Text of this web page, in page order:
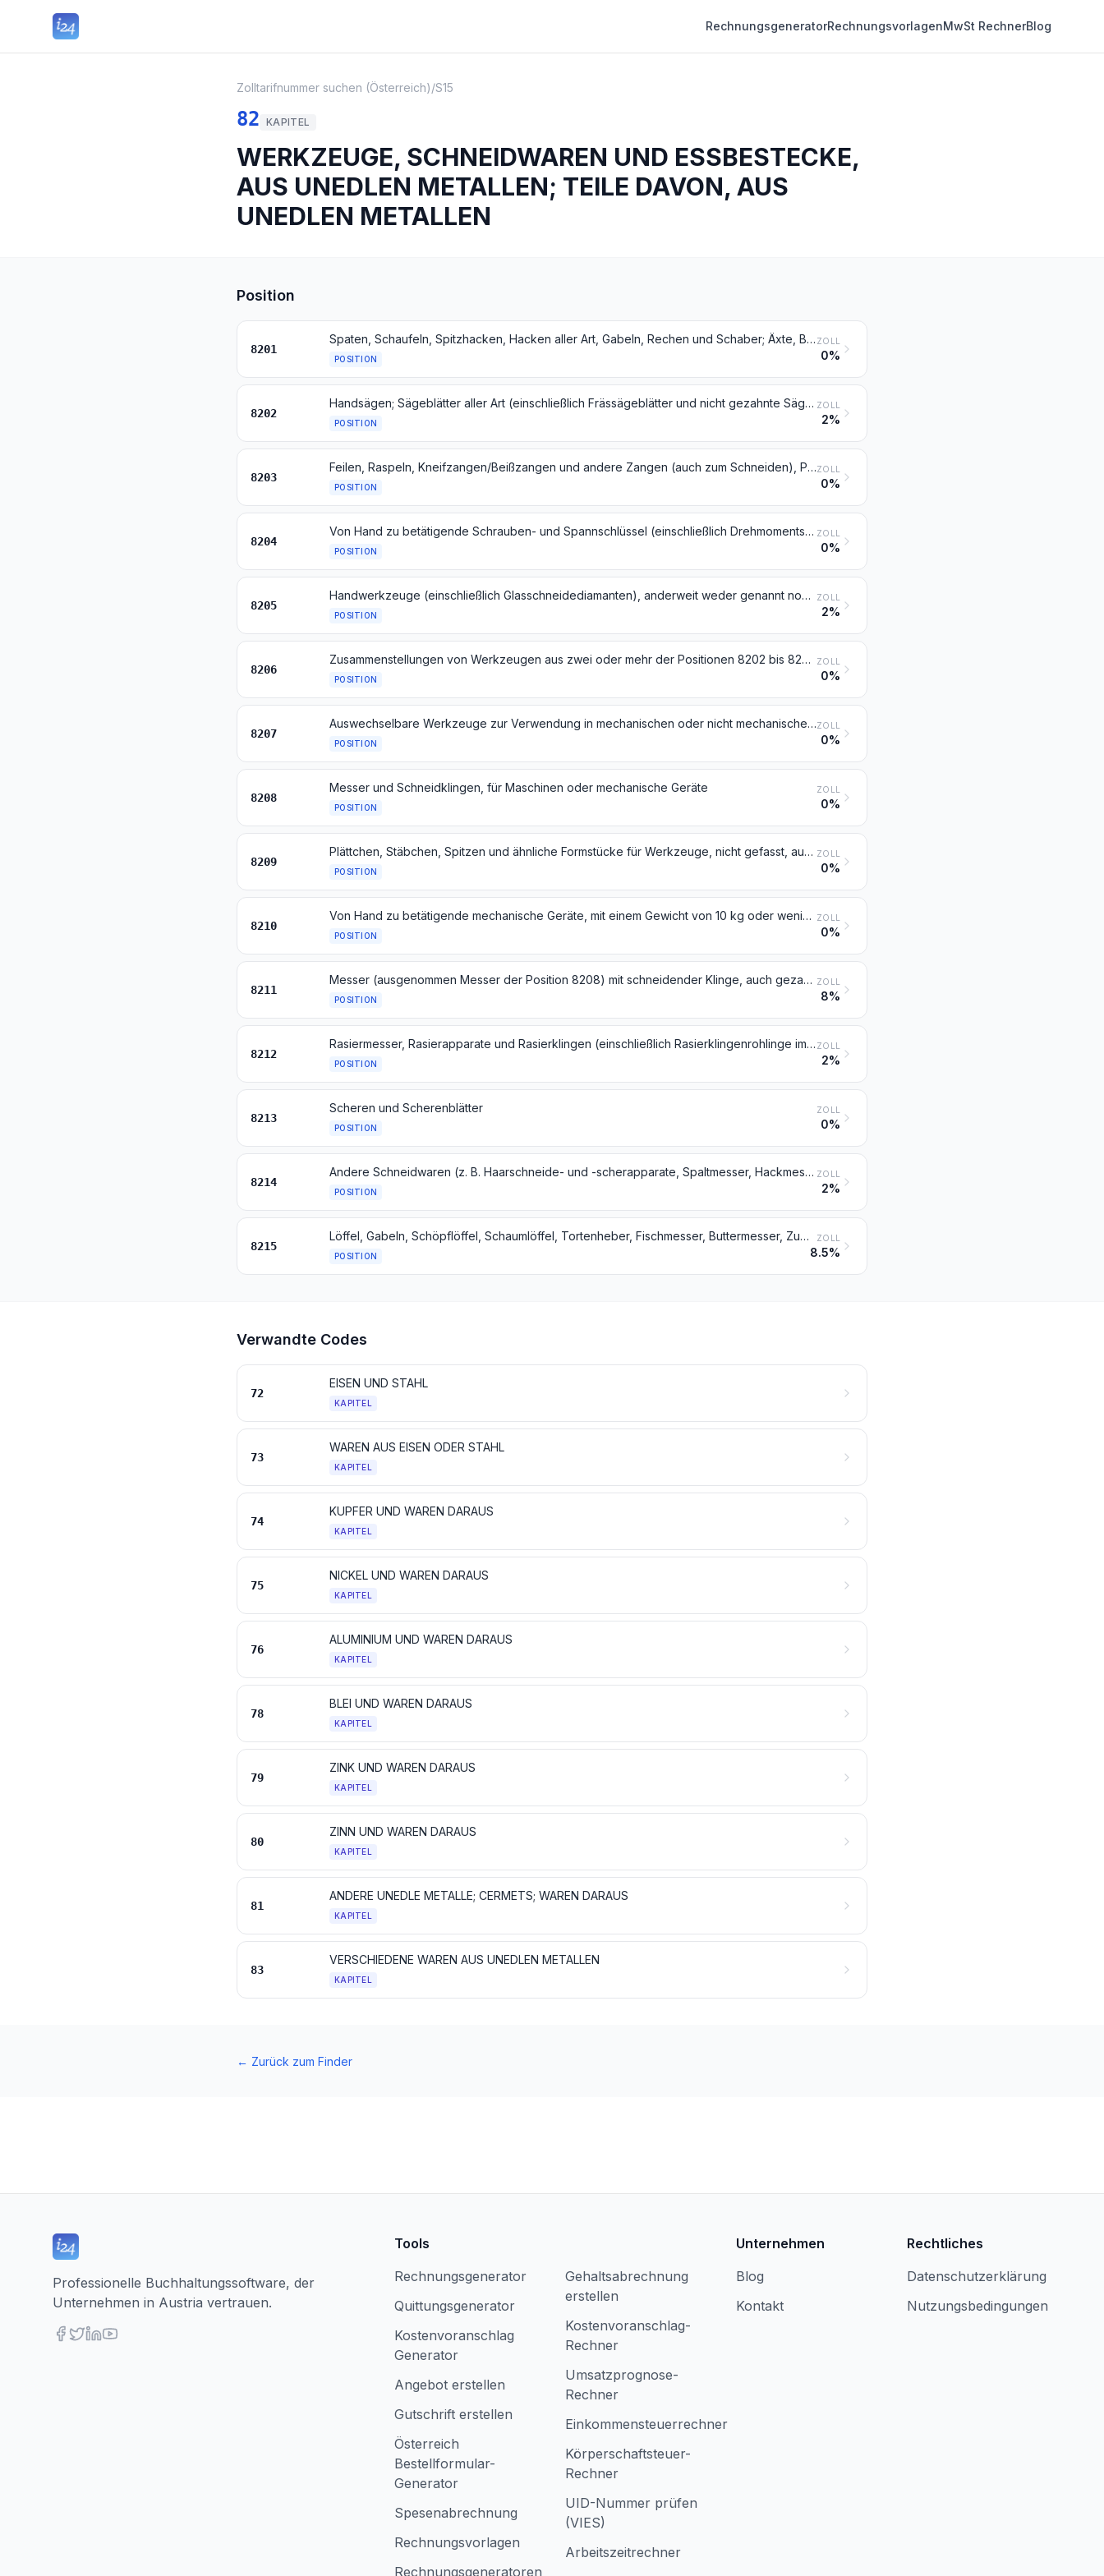
RechnungsgeneratorRechnungsvorlagenMwSt RechnerBlog
Zolltarifnummer suchen (Österreich)/S15
82 KAPITEL
WERKZEUGE, SCHNEIDWAREN UND ESSBESTECKE,
AUS UNEDLEN METALLEN; TEILE DAVON, AUS
UNEDLEN METALLEN
Position
8201
Spaten, Schaufeln, Spitzhacken, Hacken aller Art, Gabeln, Rechen und Schaber; Äxte, Beile, Haumesser und ähnliche Werkzeuge zum Hauen oder Spalten; Geflügelscheren, Gartenscheren, Baumscheren und ähnliche Scheren; Sensen und Sicheln, Heu- und Strohmesser, Heckenscheren, Keile und andere Handwerkzeuge für die Landwirtschaft, den Gartenbau oder die Forstwirtschaft
POSITION
ZOLL
0%
8202
Handsägen; Sägeblätter aller Art (einschließlich Frässägeblätter und nicht gezahnte Sägeblätter)
POSITION
ZOLL
2%
8203
Feilen, Raspeln, Kneifzangen/Beißzangen und andere Zangen (auch zum Schneiden), Pinzetten, Scheren zum Schneiden von Metallen, Rohrschneider, Bolzenschneider, Locheisen, Lochzangen, und ähnliche Handwerkzeuge
POSITION
ZOLL
0%
8204
Von Hand zu betätigende Schrauben- und Spannschlüssel (einschließlich Drehmomentschlüssel); auswechselbare Steckschlüsseleinsätze, auch mit Griff
POSITION
ZOLL
0%
8205
Handwerkzeuge (einschließlich Glasschneidediamanten), anderweit weder genannt noch inbegriffen; Lötlampen und dergleichen; Schraubstöcke, Schraubzwingen und dergleichen, die nicht Zubehör oder Teile von Werkzeugmaschinen oder Wasserstrahlschneidemaschinen sind; Ambosse; tragbare Feldschmieden; Schleifsteine mit Gestell zum Hand- oder Fußbetrieb
POSITION
ZOLL
2%
8206
Zusammenstellungen von Werkzeugen aus zwei oder mehr der Positionen 8202 bis 8205, in Aufmachungen für den Einzelverkauf
POSITION
ZOLL
0%
8207
Auswechselbare Werkzeuge zur Verwendung in mechanischen oder nicht mechanischen Handwerkzeugen oder in Werkzeugmaschinen (z. B. zum Pressen, Prägen, Tiefziehen, Gesenkschmieden, Stanzen, Lochen, zum Herstellen von Innen- und Außengewinden, Bohren, Reiben, Räumen, Fräsen, Drehen, Schrauben), einschließlich Ziehwerkzeuge und Pressmatrizen zum Ziehen oder Strang- und Fließpressen von Metallen, und Erd-, Gesteins- oder Tiefbohrwerkzeuge
POSITION
ZOLL
0%
8208
Messer und Schneidklingen, für Maschinen oder mechanische Geräte
POSITION
ZOLL
0%
8209
Plättchen, Stäbchen, Spitzen und ähnliche Formstücke für Werkzeuge, nicht gefasst, aus Cermets
POSITION
ZOLL
0%
8210
Von Hand zu betätigende mechanische Geräte, mit einem Gewicht von 10 kg oder weniger, zum Vorbereiten, Zubereiten oder Anrichten von Speisen oder Getränken
POSITION
ZOLL
0%
8211
Messer (ausgenommen Messer der Position 8208) mit schneidender Klinge, auch gezahnt (einschließlich Klappmesser für den Gartenbau), und Klingen dafür
POSITION
ZOLL
8%
8212
Rasiermesser, Rasierapparate und Rasierklingen (einschließlich Rasierklingenrohlinge im Band)
POSITION
ZOLL
2%
8213
Scheren und Scherenblätter
POSITION
ZOLL
0%
8214
Andere Schneidwaren (z. B. Haarschneide- und -scherapparate, Spaltmesser, Hackmesser, Wiegemesser für Metzger/Fleischhauer oder für den Küchengebrauch, Papiermesser); Instrumente und Zusammenstellungen, für die Maniküre oder Pediküre (einschließlich Nagelfeilen)
POSITION
ZOLL
2%
8215
Löffel, Gabeln, Schöpflöffel, Schaumlöffel, Tortenheber, Fischmesser, Buttermesser, Zuckerzangen und ähnliche Waren
POSITION
ZOLL
8.5%
Verwandte Codes
72
EISEN UND STAHL
KAPITEL
73
WAREN AUS EISEN ODER STAHL
KAPITEL
74
KUPFER UND WAREN DARAUS
KAPITEL
75
NICKEL UND WAREN DARAUS
KAPITEL
76
ALUMINIUM UND WAREN DARAUS
KAPITEL
78
BLEI UND WAREN DARAUS
KAPITEL
79
ZINK UND WAREN DARAUS
KAPITEL
80
ZINN UND WAREN DARAUS
KAPITEL
81
ANDERE UNEDLE METALLE; CERMETS; WAREN DARAUS
KAPITEL
83
VERSCHIEDENE WAREN AUS UNEDLEN METALLEN
KAPITEL
← Zurück zum Finder
Professionelle Buchhaltungssoftware, der
Unternehmen in Austria vertrauen.
Tools
Rechnungsgenerator
Quittungsgenerator
Kostenvoranschlag
Generator
Angebot erstellen
Gutschrift erstellen
Österreich
Bestellformular-
Generator
Spesenabrechnung
Rechnungsvorlagen
Rechnungsgeneratoren
Gehaltsabrechnung
erstellen
Kostenvoranschlag-
Rechner
Umsatzprognose-
Rechner
Einkommensteuerrechner
Körperschaftsteuer-
Rechner
UID-Nummer prüfen
(VIES)
Arbeitszeitrechner
Unternehmen
Blog
Kontakt
Rechtliches
Datenschutzerklärung
Nutzungsbedingungen